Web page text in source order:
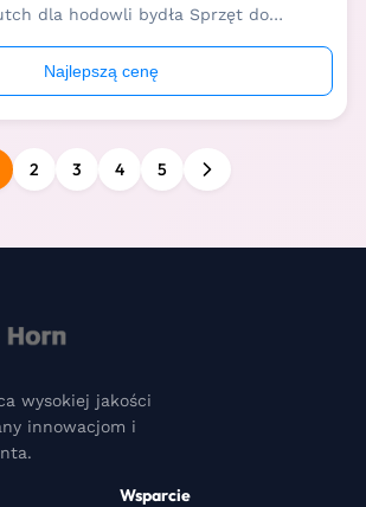
dla hodowli bydła Sprzęt do
wysoce czyste środowisko życia
najlepszą izolację między
Najlepszą cenę
2 3 4 5
wysokiej jakości
innowacjom i
Wsparcie